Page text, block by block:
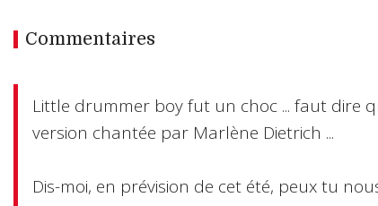
Commentaires
Little drummer boy fut un choc ... faut dire
version chantée par Marlène Dietrich ...
Dis-moi, en prévision de cet été, peux tu